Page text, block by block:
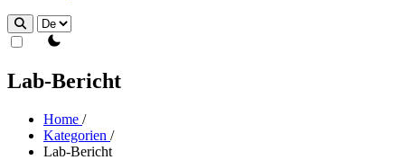
theme switcher
Lab-Bericht
Home /
Kategorien /
Lab-Bericht